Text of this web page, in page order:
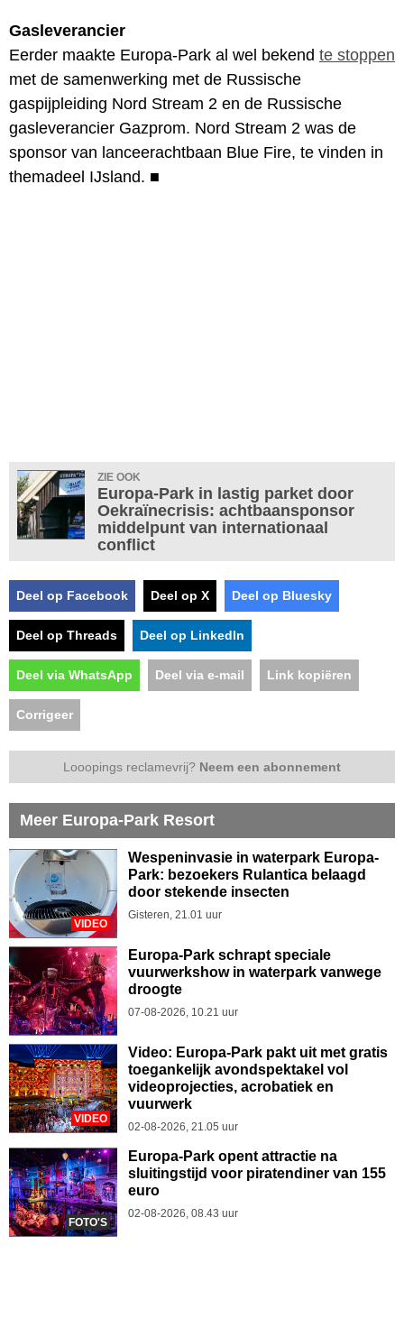
Gasleverancier
Eerder maakte Europa-Park al wel bekend te stoppen
met de samenwerking met de Russische
gaspijpleiding Nord Stream 2 en de Russische
gasleverancier Gazprom. Nord Stream 2 was de
sponsor van lanceerachtbaan Blue Fire, te vinden in
themadeel IJsland. ■
ZIE OOK
Europa-Park in lastig parket door
Oekraïnecrisis: achtbaansponsor
middelpunt van internationaal
conflict
Deel op Facebook Deel op X Deel op Bluesky
Deel op Threads Deel op LinkedIn
Deel via WhatsApp Deel via e-mail Link kopiëren
Corrigeer
Looopings reclamevrij? Neem een abonnement
Meer Europa-Park Resort
VIDEO
Wespeninvasie in waterpark Europa-
Park: bezoekers Rulantica belaagd
door stekende insecten
Gisteren, 21.01 uur
Europa-Park schrapt speciale
vuurwerkshow in waterpark vanwege
droogte
07-08-2026, 10.21 uur
VIDEO
Video: Europa-Park pakt uit met gratis
toegankelijk avondspektakel vol
videoprojecties, acrobatiek en
vuurwerk
02-08-2026, 21.05 uur
FOTO'S
Europa-Park opent attractie na
sluitingstijd voor piratendiner van 155
euro
02-08-2026, 08.43 uur